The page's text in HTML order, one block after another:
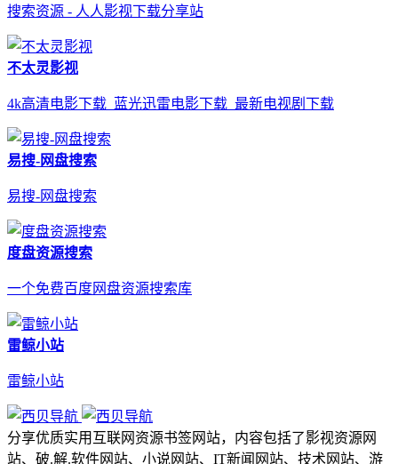
搜索资源 - 人人影视下载分享站
不太灵影视
4k高清电影下载_蓝光迅雷电影下载_最新电视剧下载
易搜-网盘搜索
易搜-网盘搜索
度盘资源搜索
一个免费百度网盘资源搜索库
雷鲸小站
雷鲸小站
分享优质实用互联网资源书签网站，内容包括了影视资源网
站、破.解.软件网站、小说网站、IT新闻网站、技术网站、游